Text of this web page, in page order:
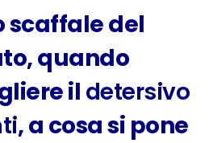
scaffale del
quando
il detersivo
, a cosa si pone